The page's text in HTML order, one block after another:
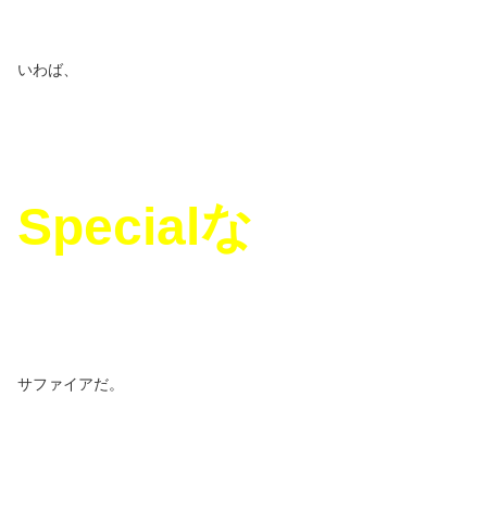
いわば、
Special な
サファイアだ。